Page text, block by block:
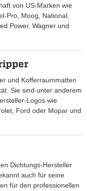
von US-Marken wie
Pro, Moog, National,
Power, Wagner und
und Kofferraummatten
Sie sind unter anderem
Logos wie
Ford oder Mopar und
Dichtungs-Hersteller
auch für seine
für den professionellen